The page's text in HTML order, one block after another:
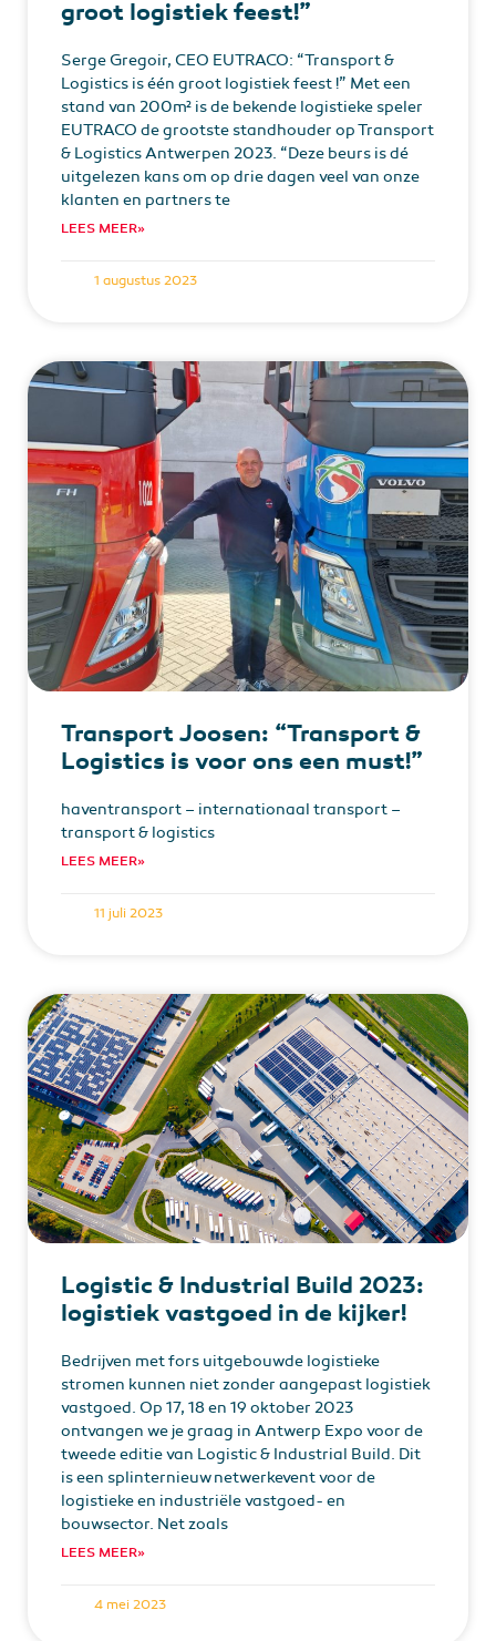
groot logistiek feest!”
Serge Gregoir, CEO EUTRACO: “Transport &
Logistics is één groot logistiek feest !” Met een
stand van 200m² is de bekende logistieke speler
EUTRACO de grootste standhouder op Transport
& Logistics Antwerpen 2023. “Deze beurs is dé
uitgelezen kans om op drie dagen veel van onze
klanten en partners te
LEES MEER»
1 augustus 2023
Transport Joosen: “Transport &
Logistics is voor ons een must!”
haventransport – internationaal transport –
transport & logistics
LEES MEER»
11 juli 2023
Logistic & Industrial Build 2023:
logistiek vastgoed in de kijker!
Bedrijven met fors uitgebouwde logistieke
stromen kunnen niet zonder aangepast logistiek
vastgoed. Op 17, 18 en 19 oktober 2023
ontvangen we je graag in Antwerp Expo voor de
tweede editie van Logistic & Industrial Build. Dit
is een splinternieuw netwerkevent voor de
logistieke en industriële vastgoed- en
bouwsector. Net zoals
LEES MEER»
4 mei 2023